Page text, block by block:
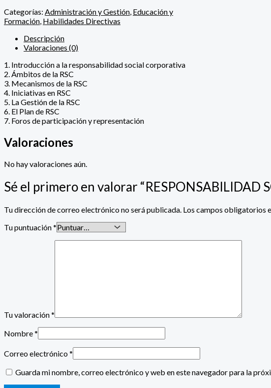
Categorías: Administración y Gestión, Educación y
Formación, Habilidades Directivas
Descripción
Valoraciones (0)
1. Introducción a la responsabilidad social corporativa
2. Ámbitos de la RSC
3. Mecanismos de la RSC
4. Iniciativas en RSC
5. La Gestión de la RSC
6. El Plan de RSC
7. Foros de participación y representación
Valoraciones
No hay valoraciones aún.
Sé el primero en valorar “RESPONSABILIDAD
Tu dirección de correo electrónico no será publicada. Los campos obligatorios
Tu puntuación*
Tu valoración*
Nombre*
Correo electrónico*
Guarda mi nombre, correo electrónico y web en este navegador para la